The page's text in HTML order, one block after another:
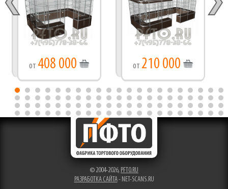
от 408 000 от 210 000
© 2004-2026, PFTO.RU
РАЗРАБОТКА САЙТА- NET-SCANS.RU